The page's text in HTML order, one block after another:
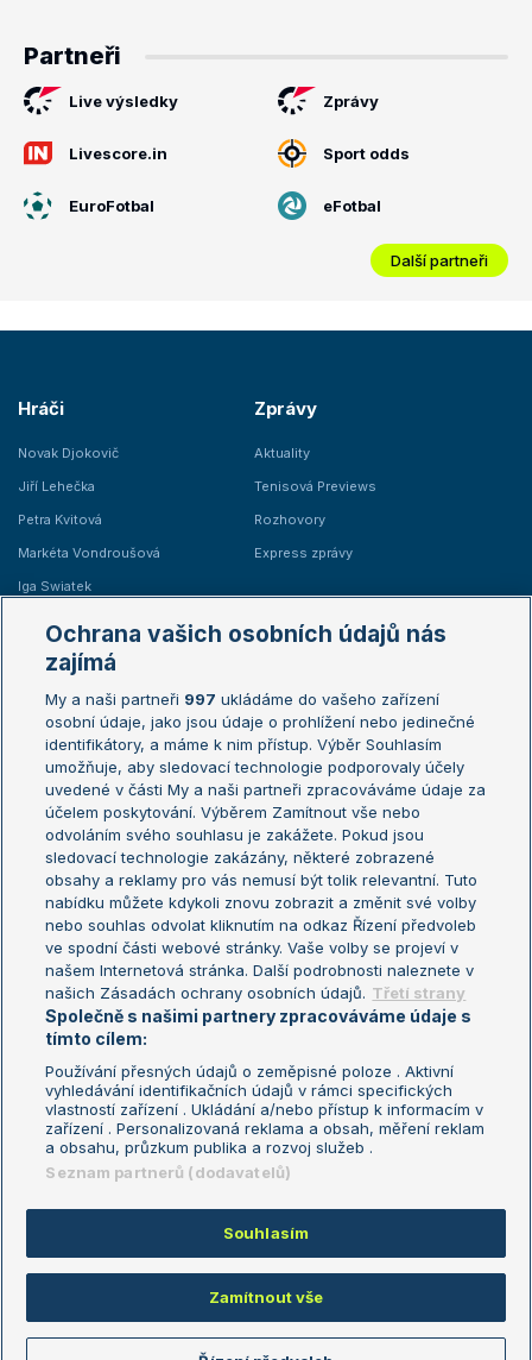
Partneři
Live výsledky Zprávy
Livescore.in Sport odds
EuroFotbal eFotbal
Další partneři
Hráči
Novak Djokovič
Jiří Lehečka
Petra Kvitová
Markéta Vondroušová
Iga Swiatek
Zprávy
Aktuality
Tenisová Previews
Rozhovory
Express zprávy
Žebříčky
Žebříček ATP (muži)
Žebříček WTA (ženy)
Sázkařský žebříček
Australian Open
French Open
Wimbledon
US Open
Turnaj mistrů
Turnaj mistryň
Aktualní trendy
Fotbalové přestupy
Livesport Daily
LS Prague Open
Podmínky užití
Nastavení soukromí
GDPR a žurnalistika
Reklama
Kontakt
Informace o zpracování osobních
údajů
Copyright © 2008-2026 TenisPortal.cz. Využíváme zpravodajství ČTK.
Ochrana vašich osobních údajů nás
zajímá
My a naši partneři 997 ukládáme do vašeho zařízení
osobní údaje, jako jsou údaje o prohlížení nebo jedinečné
identifikátory, a máme k nim přístup. Výběr Souhlasím
umožňuje, aby sledovací technologie podporovaly účely
uvedené v části My a naši partneři zpracováváme údaje za
účelem poskytování. Výběrem Zamítnout vše nebo
odvoláním svého souhlasu je zakážete. Pokud jsou
sledovací technologie zakázány, některé zobrazené
obsahy a reklamy pro vás nemusí být tolik relevantní. Tuto
nabídku můžete kdykoli znovu zobrazit a změnit své volby
nebo souhlas odvolat kliknutím na odkaz Řízení předvoleb
ve spodní části webové stránky. Vaše volby se projeví v
našem Internetová stránka. Další podrobnosti naleznete v
našich Zásadách ochrany osobních údajů. Třetí strany
Společně s našimi partnery zpracováváme údaje s
tímto cílem:
Používání přesných údajů o zeměpisné poloze . Aktivní
vyhledávání identifikačních údajů v rámci specifických
vlastností zařízení . Ukládání a/nebo přístup k informacím v
zařízení . Personalizovaná reklama a obsah, měření reklam
a obsahu, průzkum publika a rozvoj služeb .
Seznam partnerů (dodavatelů)
Souhlasím
Zamítnout vše